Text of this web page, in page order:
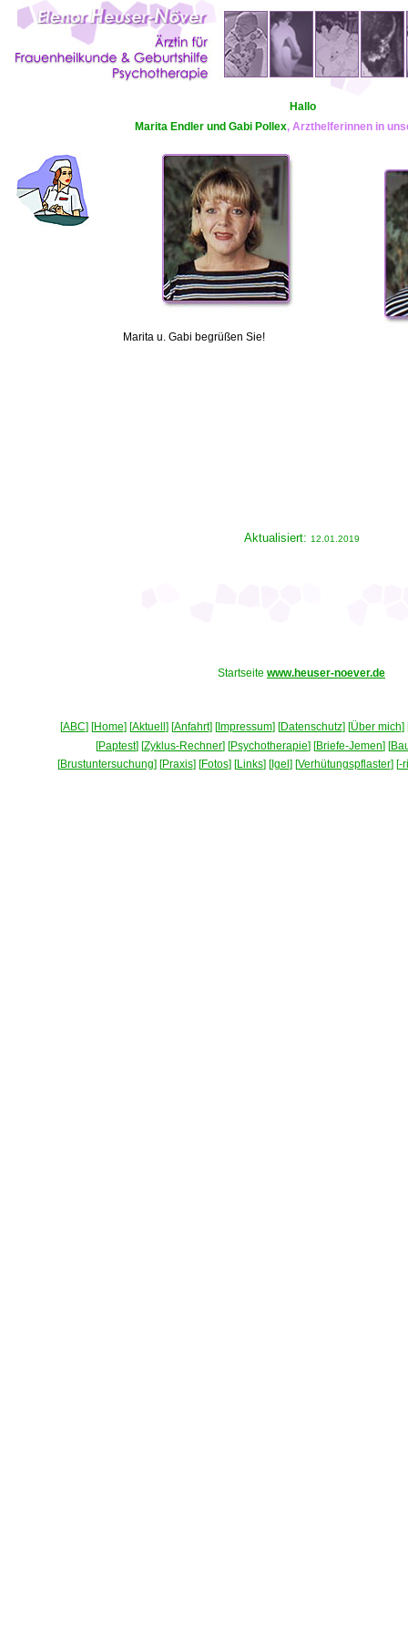
Hallo
Marita Endler und Gabi Pollex, Arzthelferinnen in
Marita u. Gabi begrüßen Sie!
Aktualisiert: 12.01.2019
Startseite www.heuser-noever.de
[ABC] [Home] [Aktuell ] [Anfahrt] [Impressum] [Datenschutz] [Über mich]
[Paptest] [Zyklus-Rechner] [Psychotherapie] [Briefe-Jemen] [
[Brustuntersuchung] [Praxis] [Fotos] [Links] [Igel ] [Verhütungspflaster] [-